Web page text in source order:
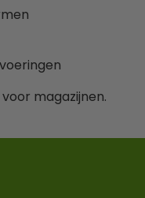
magazijnen.